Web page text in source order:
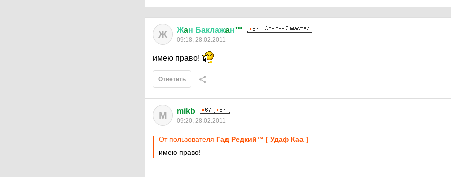
Ж Жaн Баклажaн™
09:18, 28.02.2011
имею право!
Ответить
M mikb
09:20, 28.02.2011
От пользователя Гaд Рeдкий™ [ Удaф Кaа ]
имею право!